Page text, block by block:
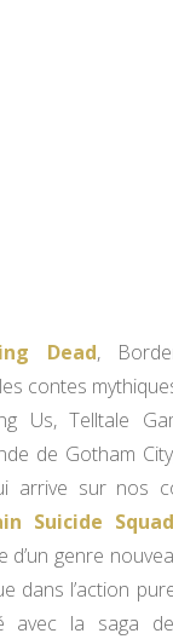
Dead,
contes
Us, Telltale
de Gotham
arrive sur nos
Suicide
d’un genre
dans l’action
avec la saga